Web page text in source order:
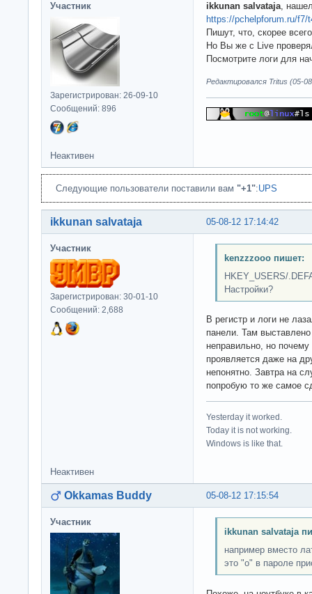
Участник
Зарегистрирован: 26-09-10
Сообщений: 896
ikkunan salvataja,
https://pchelpforum.ru/f7/
Пишут, что, скорее
Но Вы же с Live
Посмотрите логи для
Редактировался Tritus (05-
Неактивен
Следующие пользователи поставили вам "+1":UPS
05-08-12 17:14:42
ikkunan salvataja
Участник
Зарегистрирован: 30-01-10
Сообщений: 2,688
kenzzzooo пишет:
HKEY_USERS/
Настройки?
В регистр и логи не
панели. Там
неправильно, но
проявляется даже на
непонятно. Завтра на
попробую то же самое
Yesterday it worked.
Today it is not working.
Windows is like that.
Неактивен
05-08-12 17:15:54
Okkamas Buddy
Участник
ikkunan salvataja
например вместо
это "o" в пароле